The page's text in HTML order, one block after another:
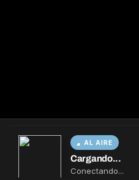
AL AIRE
Cargando...
Conectando...